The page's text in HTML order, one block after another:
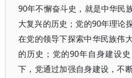
90年不懈奋斗史，就是中华民
大复兴的历史；党的90年理论
在党的领导下探索中华民族伟
的历史；党的90年自身建设
下，党通过加强自身建设，不